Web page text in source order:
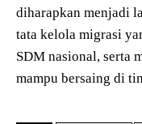
diharapkan menjadi
tata kelola migrasi
SDM nasional, serta
mampu bersaing di